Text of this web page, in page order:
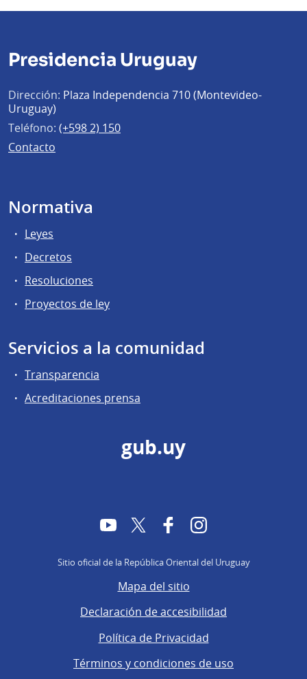
Presidencia Uruguay
Dirección: Plaza Independencia 710 (Montevideo-
Uruguay)
Teléfono: (+598 2) 150
Contacto
Normativa
Leyes
Decretos
Resoluciones
Proyectos de ley
Servicios a la comunidad
Transparencia
Acreditaciones prensa
gub.uy
YouTubeTwitter FacebookInstagram
Sitio oficial de la República Oriental del Uruguay
Mapa del sitio
Declaración de accesibilidad
Política de Privacidad
Términos y condiciones de uso